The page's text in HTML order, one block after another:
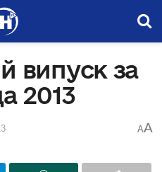
випуск за
2013
AA